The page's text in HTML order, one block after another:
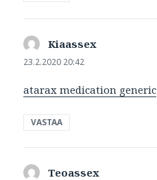
Kiaassex
23.2.2020 20:42
atarax medication generic
VASTAA
Teoassex